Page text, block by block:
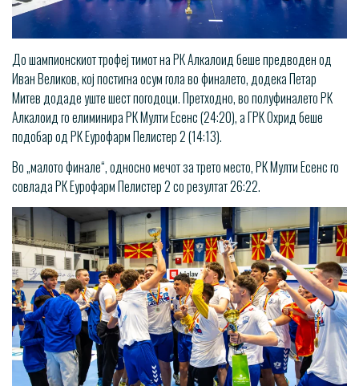
До шампионскиот трофеј тимот на РК Алкалоид беше предводен од
Иван Великов, кој постигна осум гола во финалето, додека Петар
Митев додаде уште шест погодоци. Претходно, во полуфиналето РК
Алкалоид го елиминира РК Мулти Есенс (24:20), а ГРК Охрид беше
подобар од РК Еурофарм Пелистер 2 (14:13).
Во „малото финале“, односно мечот за трето место, РК Мулти Есенс го
совлада РК Еурофарм Пелистер 2 со резултат 26:22.